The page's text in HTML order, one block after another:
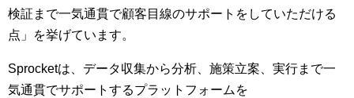
検証まで一気通貫で顧客目線のサポートをしていただける
点」を挙げています。
Sprocketは、データ収集から分析、施策立案、実行まで一
気通貫でサポートするプラットフォームを